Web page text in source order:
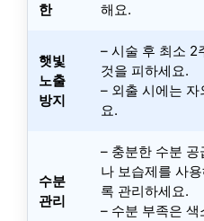
한
해요.
햇빛
노출
방지
– 시술 후 최소 2
것을 피하세요.
– 외출 시에는
요.
수분
관리
– 충분한 수분
나 보습제를 사
록 관리하세요.
– 수분 부족은 색